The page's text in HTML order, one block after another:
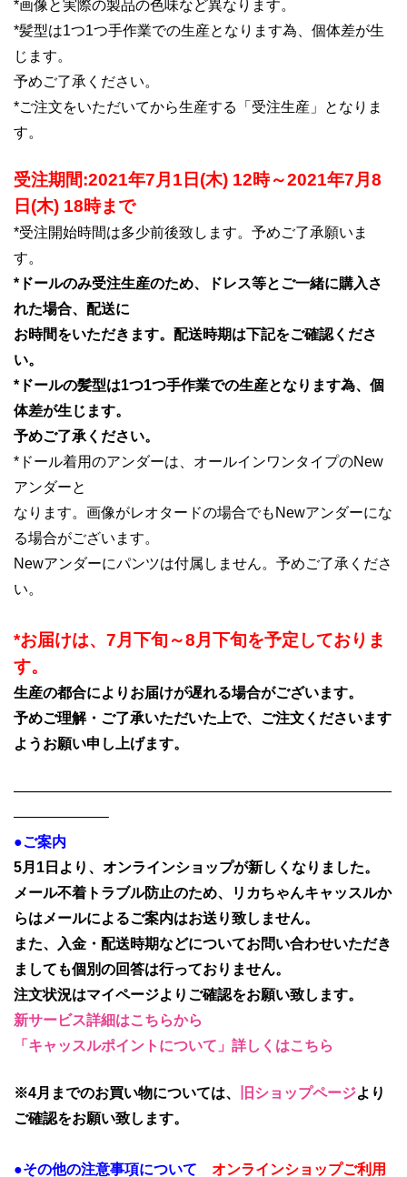
*画像と実際の製品の色味など異なります。
*髪型は1つ1つ手作業での生産となります為、個体差が生
じます。
予めご了承ください。
*ご注文をいただいてから生産する「受注生産」となりま
す。
受注期間:2021年7月1日(木) 12時～2021年7月8
日(木) 18時まで
*受注開始時間は多少前後致します。予めご了承願いま
す。
*ドールのみ受注生産のため、ドレス等とご一緒に購入さ
れた場合、配送に
お時間をいただきます。配送時期は下記をご確認くださ
い。
*ドールの髪型は1つ1つ手作業での生産となります為、個
体差が生じます。
予めご了承ください。
*ドール着用のアンダーは、オールインワンタイプのNew
アンダーと
なります。画像がレオタードの場合でもNewアンダーにな
る場合がございます。
Newアンダーにパンツは付属しません。予めご了承くださ
い。
*お届けは、7月下旬～8月下旬を予定しておりま
す。
生産の都合によりお届けが遅れる場合がございます。
予めご理解・ご了承いただいた上で、ご注文くださいます
ようお願い申し上げます。
——————————————————————————
——————–
●ご案内
5月1日より、オンラインショップが新しくなりました。
メール不着トラブル防止のため、リカちゃんキャッスルか
らはメールによるご案内はお送り致しません。
また、入金・配送時期などについてお問い合わせいただき
ましても個別の回答は行っておりません。
注文状況はマイページよりご確認をお願い致します。
新サービス詳細はこちらから
「キャッスルポイントについて」詳しくはこちら
※4月までのお買い物については、 旧ショップページより
ご確認をお願い致します。
●その他の注意事項について オンラインショップご利用